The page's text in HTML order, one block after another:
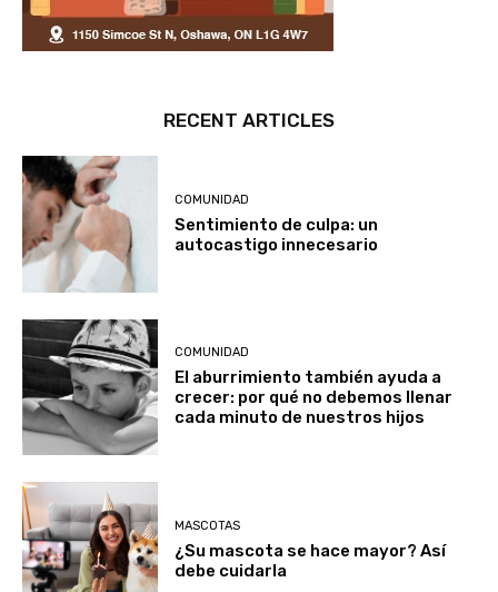
RECENT ARTICLES
COMUNIDAD
Sentimiento de culpa: un
autocastigo innecesario
COMUNIDAD
El aburrimiento también ayuda a
crecer: por qué no debemos llenar
cada minuto de nuestros hijos
MASCOTAS
¿Su mascota se hace mayor? Así
debe cuidarla